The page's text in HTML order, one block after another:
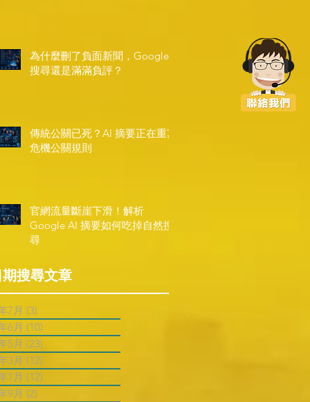
為什麼刪了負面新聞，Google
搜尋還是滿滿負評？
傳統公關已死？AI 摘要正在重寫
危機公關規則
官網流量斷崖下滑！解析
Google AI 摘要如何吃掉自然搜
尋
搜尋文章
7月 (3)
6月 (10)
5月 (23)
3月 (12)
1月 (12)
9月 (2)